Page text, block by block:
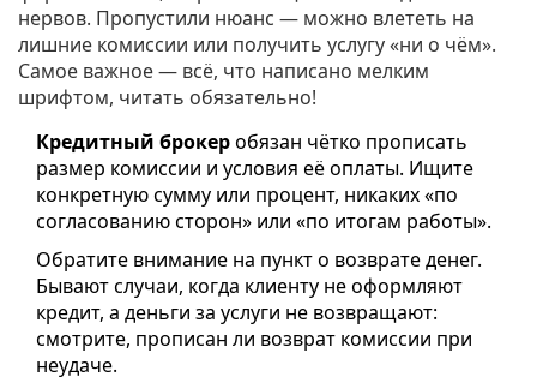
нервов. Пропустили нюанс — можно влететь на
лишние комиссии или получить услугу «ни о чём».
Самое важное — всё, что написано мелким
шрифтом, читать обязательно!
Кредитный брокеробязан чётко прописать
размер комиссии и условия её оплаты. Ищите
конкретную сумму или процент, никаких «по
согласованию сторон» или «по итогам работы».
Обратите внимание на пункт о возврате денег.
Бывают случаи, когда клиенту не оформляют
кредит, а деньги за услуги не возвращают:
смотрите, прописан ли возврат комиссии при
неудаче.